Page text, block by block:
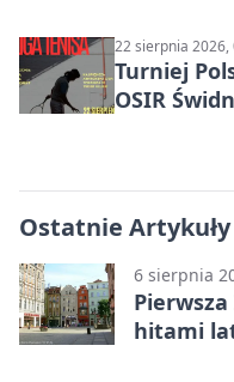
22 sierpnia 2026,
Turniej
OSIR
Ostatnie Artykuły
6 sierpnia
hitami